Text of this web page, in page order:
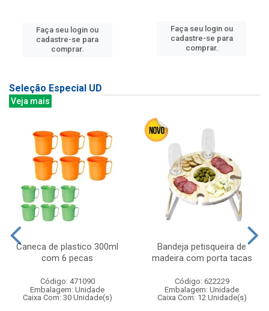
Faça seu login ou
cadastre-se para
comprar.
Faça seu login ou
cadastre-se para
comprar.
Seleção Especial UD
Veja mais
Caneca de plastico 300ml
com 6 pecas
Código: 471090
Embalagem: Unidade
Caixa Com: 30 Unidade(s)
Bandeja petisqueira de
madeira com porta tacas
Código: 622229
Embalagem: Unidade
Caixa Com: 12 Unidade(s)